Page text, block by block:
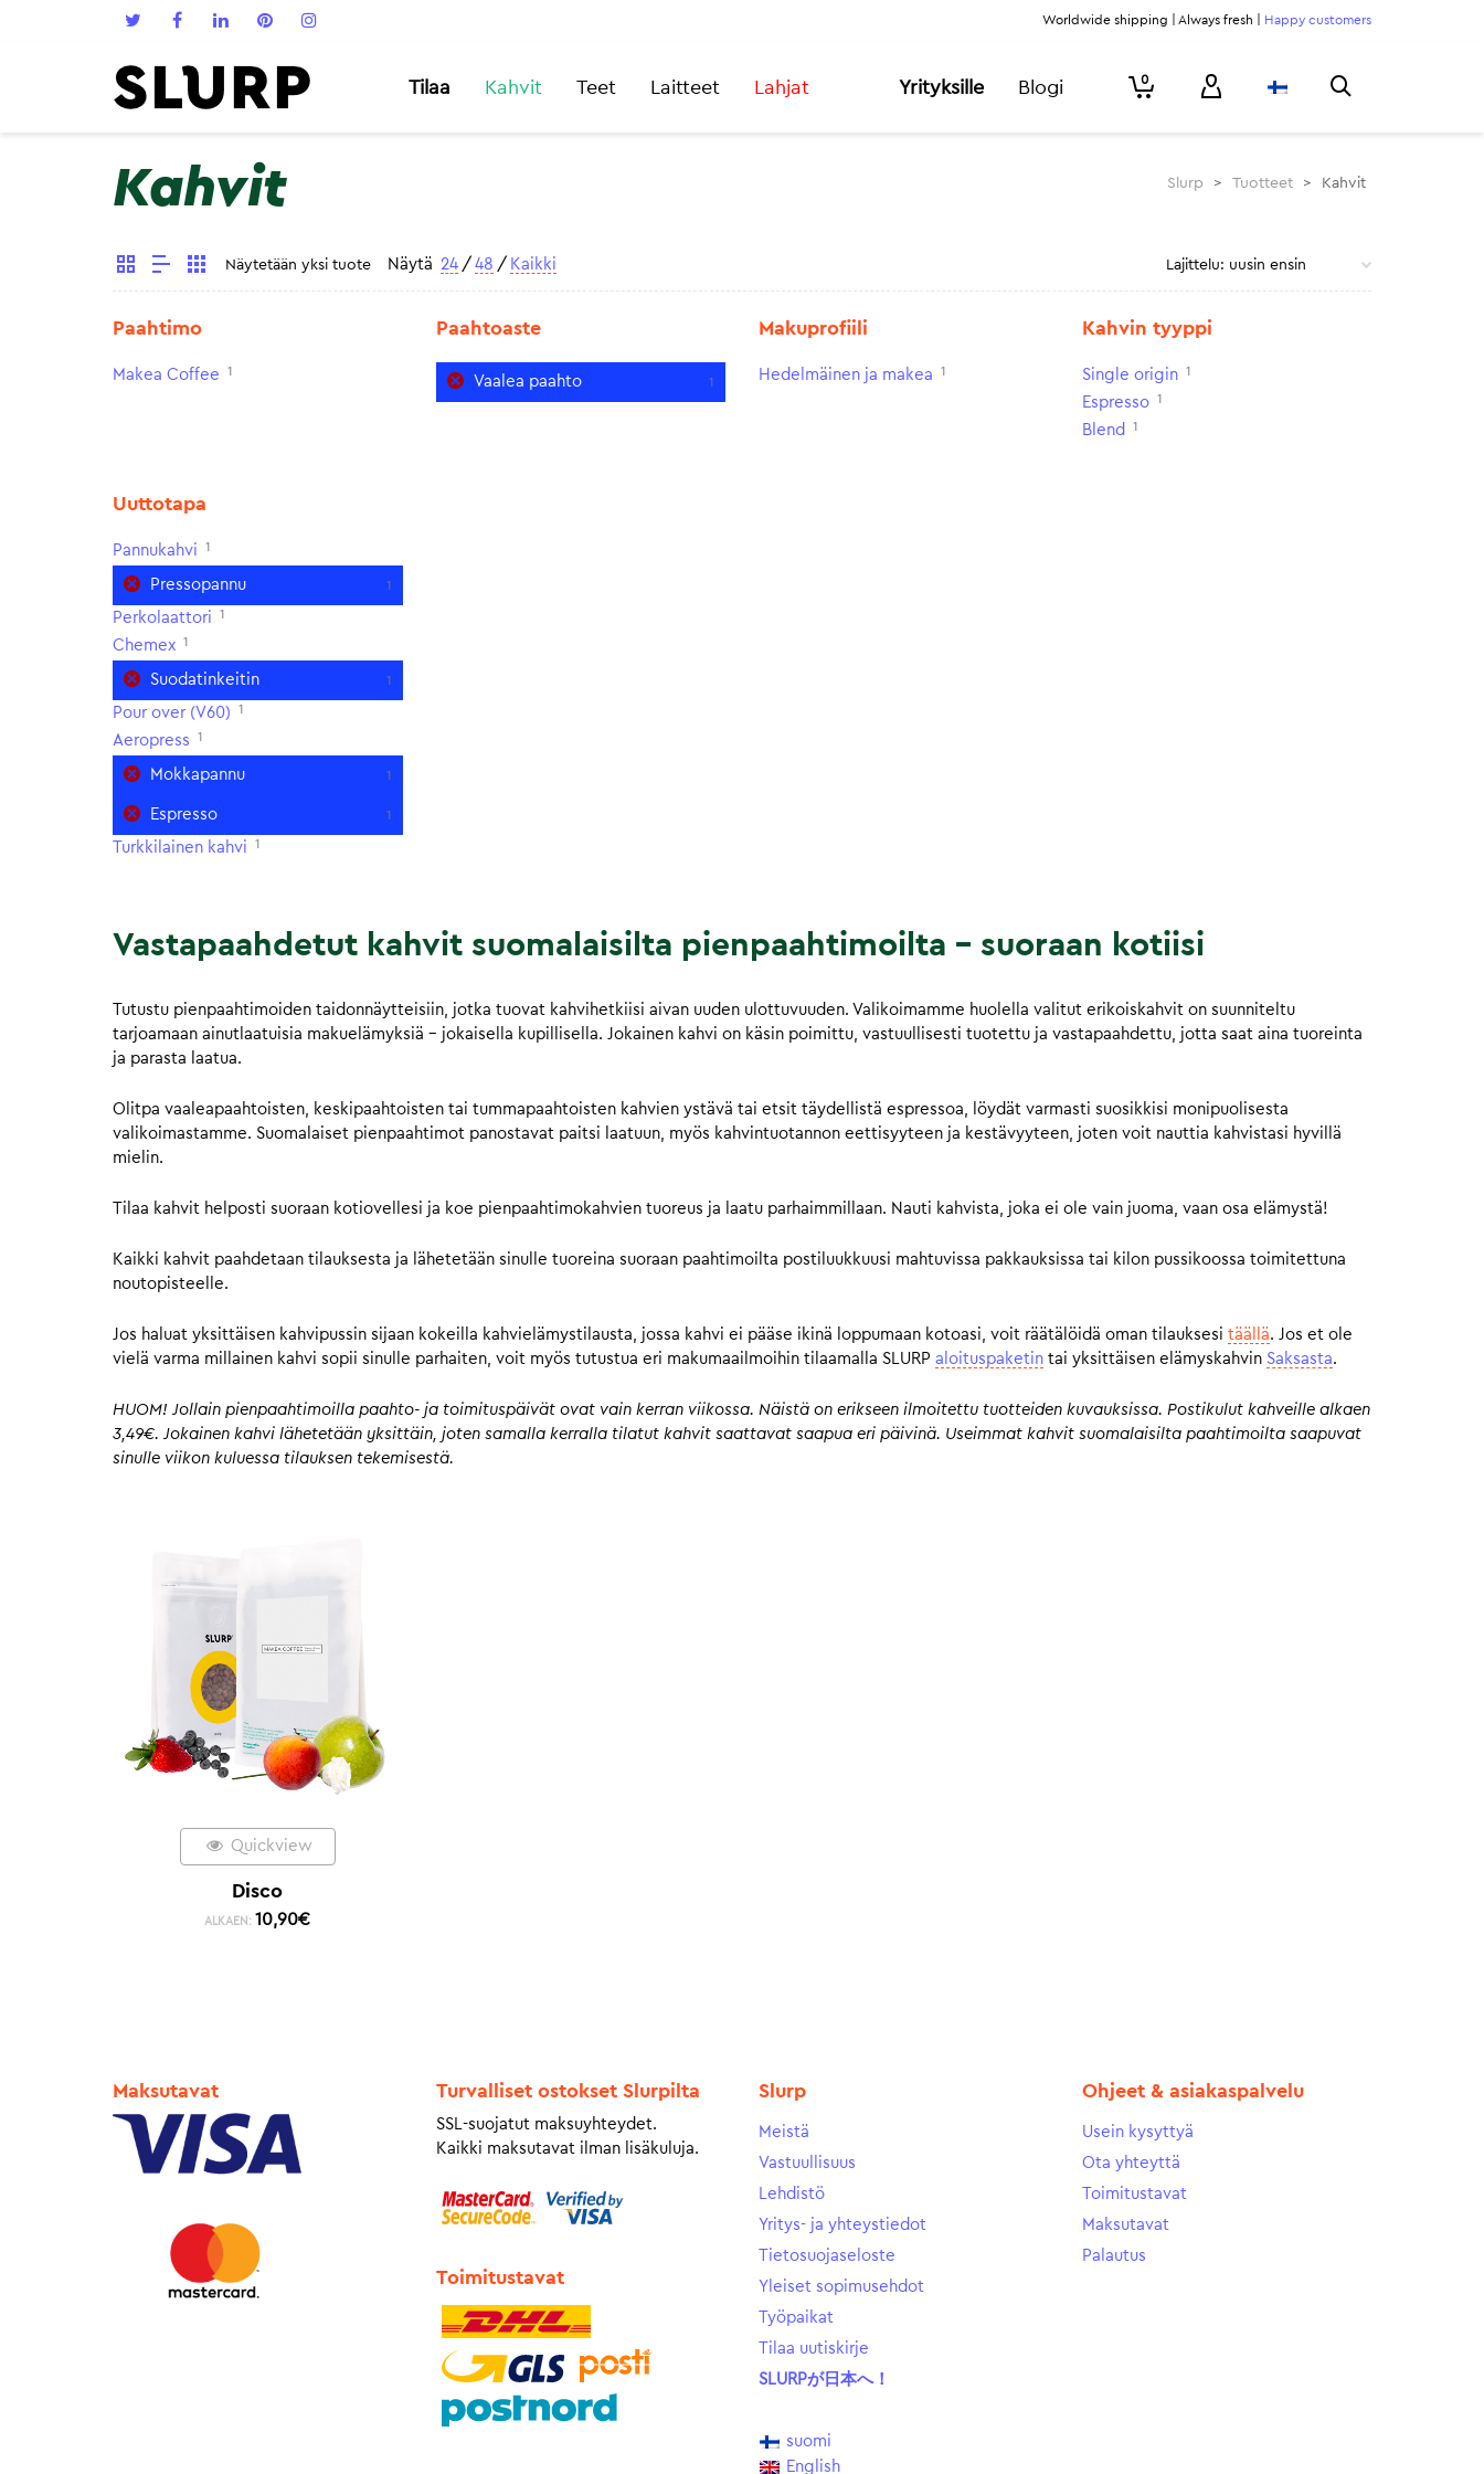
Worldwide shipping | Always fresh | Happy customers
Tilaa Kahvit Teet Laitteet Lahjat Yrityksille Blogi 0
Kahvit Slurp > Tuotteet > Kahvit
Näytetään yksi tuote Näytä 24 / 48 / Kaikki
Paahtimo
Makea Coffee 1
Paahtoaste
Vaalea paahto 1
Makuprofiili
Hedelmäinen ja makea 1
Kahvin tyyppi
Single origin 1
Espresso 1
Blend 1
Uuttotapa
Pannukahvi 1
Pressopannu 1
Perkolaattori 1
Chemex 1
Suodatinkeitin 1
Pour over (V60) 1
Aeropress 1
Mokkapannu 1
Espresso 1
Turkkilainen kahvi 1
Vastapaahdetut kahvit suomalaisilta pienpaahtimoilta – suoraan kotiisi
Tutustu pienpaahtimoiden taidonnäytteisiin, jotka tuovat kahvihetkiisi aivan uuden ulottuvuuden. Valikoimamme huolella valitut erikoiskahvit on suunniteltu
tarjoamaan ainutlaatuisia makuelämyksiä – jokaisella kupillisella. Jokainen kahvi on käsin poimittu, vastuullisesti tuotettu ja vastapaahdettu, jotta saat aina tuoreinta
ja parasta laatua.
Olitpa vaaleapaahtoisten, keskipaahtoisten tai tummapaahtoisten kahvien ystävä tai etsit täydellistä espressoa, löydät varmasti suosikkisi monipuolisesta
valikoimastamme. Suomalaiset pienpaahtimot panostavat paitsi laatuun, myös kahvintuotannon eettisyyteen ja kestävyyteen, joten voit nauttia kahvistasi hyvillä
mielin.
Tilaa kahvit helposti suoraan kotiovellesi ja koe pienpaahtimokahvien tuoreus ja laatu parhaimmillaan. Nauti kahvista, joka ei ole vain juoma, vaan osa elämystä!
Kaikki kahvit paahdetaan tilauksesta ja lähetetään sinulle tuoreina suoraan paahtimoilta postiluukkuusi mahtuvissa pakkauksissa tai kilon pussikoossa toimitettuna
noutopisteelle.
Jos haluat yksittäisen kahvipussin sijaan kokeilla kahvielämystilausta, jossa kahvi ei pääse ikinä loppumaan kotoasi, voit räätälöidä oman tilauksesi täällä. Jos et ole
vielä varma millainen kahvi sopii sinulle parhaiten, voit myös tutustua eri makumaailmoihin tilaamalla SLURP aloituspaketin tai yksittäisen elämyskahvin Saksasta.
HUOM! Jollain pienpaahtimoilla paahto- ja toimituspäivät ovat vain kerran viikossa. Näistä on erikseen ilmoitettu tuotteiden kuvauksissa. Postikulut kahveille alkaen
3,49€. Jokainen kahvi lähetetään yksittäin, joten samalla kerralla tilatut kahvit saattavat saapua eri päivinä. Useimmat kahvit suomalaisilta paahtimoilta saapuvat
sinulle viikon kuluessa tilauksen tekemisestä.
Quickview
Disco
ALKAEN: 10,90€
Maksutavat Turvalliset ostokset Slurpilta
SSL-suojatut maksuyhteydet.
Kaikki maksutavat ilman lisäkuluja.
Toimitustavat
Slurp
Meistä
Vastuullisuus
Lehdistö
Yritys- ja yhteystiedot
Tietosuojaseloste
Yleiset sopimusehdot
Työpaikat
Tilaa uutiskirje
SLURPが日本へ！
suomi
English
Ohjeet & asiakaspalvelu
Usein kysyttyä
Ota yhteyttä
Toimitustavat
Maksutavat
Palautus